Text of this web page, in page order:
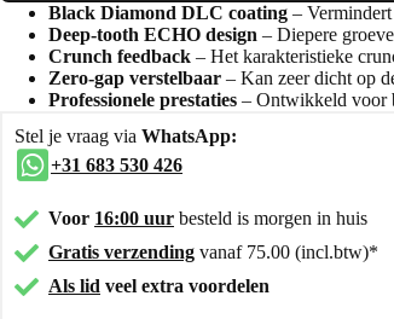
Black Diamond DLC coating –
Deep-tooth ECHO design – Diepere
Crunch feedback – Het karakteristieke
Zero-gap verstelbaar – Kan zeer dicht op
Professionele prestaties – Ontwikkeld voor
Stel je vraag via WhatsApp:
+31 683 530 426
Voor 16:00 uur besteld is morgen in huis
Gratis verzending vanaf 75.00 (incl.btw)*
Als lid veel extra voordelen